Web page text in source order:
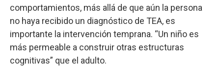
comportamientos, más allá de que aún la persona
no haya recibido un diagnóstico de TEA, es
importante la intervención temprana. “Un niño es
más permeable a construir otras estructuras
cognitivas” que el adulto.